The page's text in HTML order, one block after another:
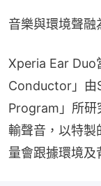
音樂與環境聲融
Xperia Ear
Conductor」由
Program」所研
輸聲音，以特製
量會跟據環境及